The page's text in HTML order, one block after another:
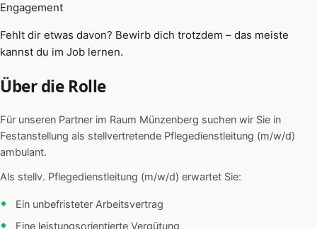
Engagement
Fehlt dir etwas davon? Bewirb dich trotzdem – das meiste
kannst du im Job lernen.
Über die Rolle
Für unseren Partner im Raum Münzenberg suchen wir Sie in
Festanstellung als stellvertretende Pflegedienstleitung (m/w/d)
ambulant.
Als stellv. Pflegedienstleitung (m/w/d) erwartet Sie:
Ein unbefristeter Arbeitsvertrag
Eine leistungsorientierte Vergütung